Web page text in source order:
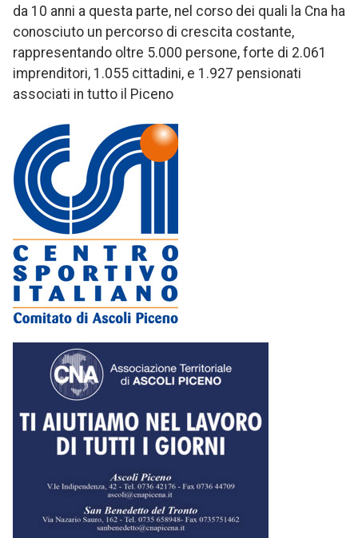
da 10 anni a questa parte, nel corso dei quali la Cna ha
conosciuto un percorso di crescita costante,
rappresentando oltre 5.000 persone, forte di 2.061
imprenditori, 1.055 cittadini, e 1.927 pensionati
associati in tutto il Piceno